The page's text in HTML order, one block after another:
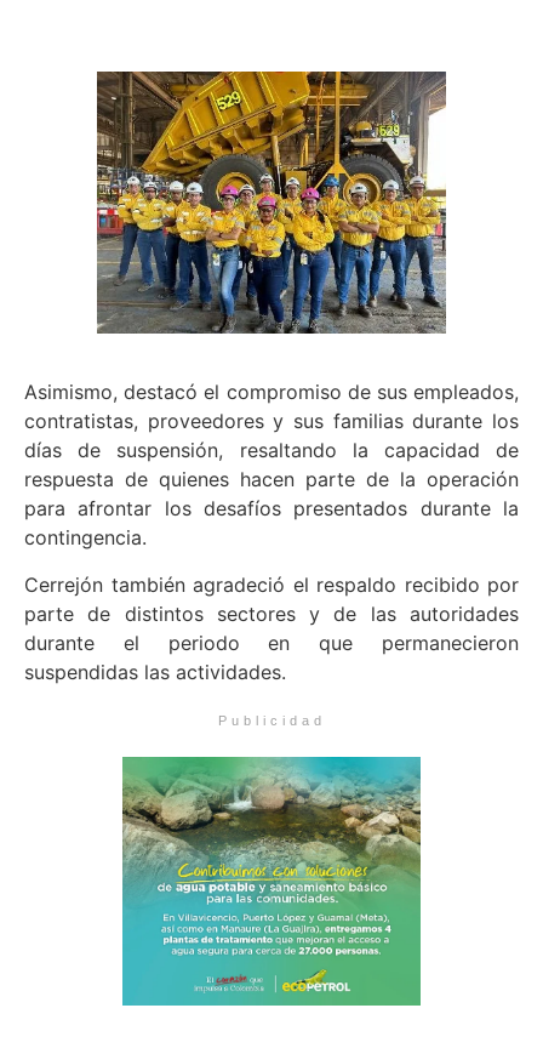
Asimismo, destacó el compromiso de sus empleados,
contratistas, proveedores y sus familias durante los
días de suspensión, resaltando la capacidad de
respuesta de quienes hacen parte de la operación
para afrontar los desafíos presentados durante la
contingencia.
Cerrejón también agradeció el respaldo recibido por
parte de distintos sectores y de las autoridades
durante el periodo en que permanecieron
suspendidas las actividades.
Publicidad